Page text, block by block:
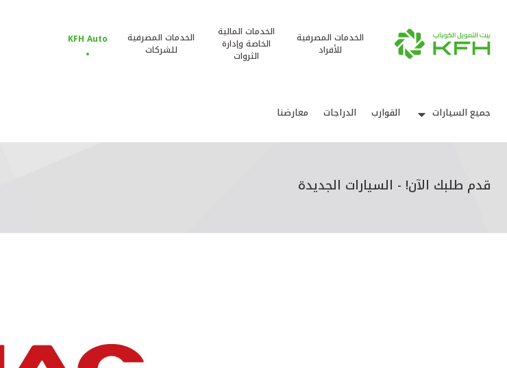
الخدمات المصرفية
للأفراد
الخدمات المالية
الخاصة وإدارة
الثروات
الخدمات المصرفية
للشركات
KFH Auto
جميع السيارات القوارب الدراجات معارضنا
قدم طلبك الآن! - السيارات الجديدة